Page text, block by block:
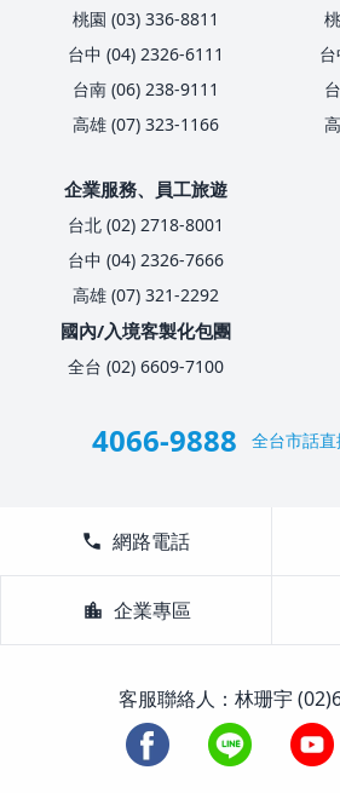
桃園 (03) 336-8811
台中 (04) 2326-6111
台南 (06) 238-9111
高雄 (07) 323-1166
企業服務、員工旅遊
台北 (02) 2718-8001
台中 (04) 2326-7666
高雄 (07) 321-2292
國內/入境客製化包團
全台 (02) 6609-7100
4066-9888 全台市話
call 網路電話
location_city 企業專區
客服聯絡人：林珊宇